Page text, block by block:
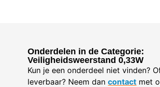
Onderdelen in de Categorie:
Veiligheidsweerstand 0,33W
Kun je een onderdeel niet vinden?
leverbaar? Neem dancontact met